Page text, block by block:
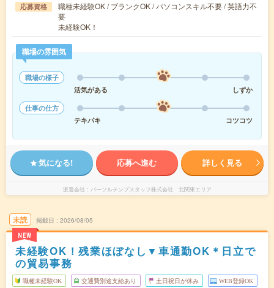
応募資格
職種未経験OK / ブランクOK / パソコンスキル不要 / 英語力不
要
未経験OK！
職場の雰囲気
職場の様子
活気がある
しずか
仕事の仕方
テキパキ
コツコツ
気になる! 応募へ進む 詳しく見る
派遣会社 パーソルテンプスタッフ株式会社 北関東エリア
未読
NEW
掲載日 2026/08/05
未経験OK！残業ほぼなし▼車通勤OK＊日立で
の貿易事務
職種未経験OK 交通費別途支給あり 土日祝日が休み WEB登録OK